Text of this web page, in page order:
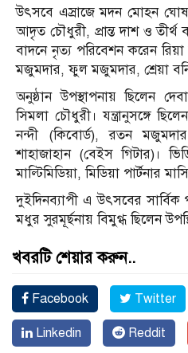
উৎসবে এস্রাজে মদন মোহন
আদৃত চৌধুরী, প্রান্ত দাশ ও তীর্থ
বাদনে নৃত্য পরিবেশন করেন রিয়া
মজুমদার, ফুল মজুমদার, শ্রেয়া
অনুষ্ঠান উপস্থাপনায় ছিলেন
সিমলা চৌধুরী। যন্ত্রানুসঙ্গে
নন্দী (কিবোর্ড), রতন
শাহাজাহান (বেইস গিটার)।
মাল্টিমিডিয়া, মিডিয়া পার্টনার
দুইদিনব্যাপী এ উৎসবের সার্বিক
মধুর সুরমূর্ছনায় বিমুগ্ধ ছিলেন
খবরটি শেয়ার করুন..
Facebook Twitter
Linkedin Reddit